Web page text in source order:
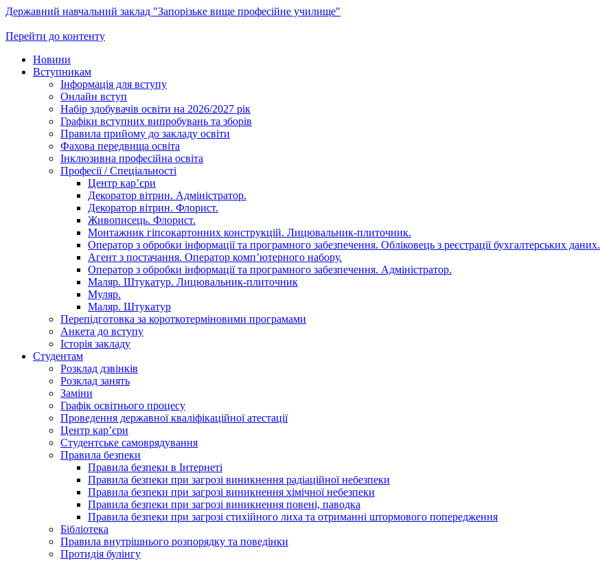
Державний навчальний заклад "Запорізьке вище професійне училище"
Перейти до контенту
Новини
Вступникам
Інформація для вступу
Онлайн вступ
Набір здобувачів освіти на 2026/2027 рік
Графіки вступних випробувань та зборів
Правила прийому до закладу освіти
Фахова передвища освіта
Інклюзивна професійна освіта
Професії / Спеціальності
Центр кар’єри
Декоратор вітрин. Адміністратор.
Декоратор вітрин. Флорист.
Живописець. Флорист.
Монтажник гіпсокартонних конструкцій. Лицювальник-плиточник.
Оператор з обробки інформації та програмного забезпечення. Обліковець з реєстрації бухгалтерських даних.
Агент з постачання. Оператор комп’ютерного набору.
Оператор з обробки інформації та програмного забезпечення. Адміністратор.
Маляр. Штукатур. Лицювальник-плиточник
Муляр.
Маляр. Штукатур
Перепідготовка за короткотерміновими програмами
Анкета до вступу
Історія закладу
Студентам
Розклад дзвінків
Розклад занять
Заміни
Графік освітнього процесу
Проведення державної кваліфікаційної атестації
Центр кар’єри
Студентське самоврядування
Правила безпеки
Правила безпеки в Інтернеті
Правила безпеки при загрозі виникнення радіаційної небезпеки
Правила безпеки при загрозі виникнення хімічної небезпеки
Правила безпеки при загрозі виникнення повені, паводка
Правила безпеки при загрозі стихійного лиха та отриманні штормового попередження
Бібліотека
Правила внутрішнього розпорядку та поведінки
Протидія булінгу